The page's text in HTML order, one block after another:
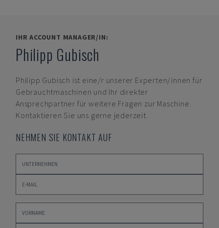
IHR ACCOUNT MANAGER/IN:
Philipp Gubisch
Philipp Gubisch ist eine/r unserer Experten/innen für
Gebrauchtmaschinen und Ihr direkter
Ansprechpartner für weitere Fragen zur Maschine.
Kontaktieren Sie uns gerne jederzeit.
NEHMEN SIE KONTAKT AUF